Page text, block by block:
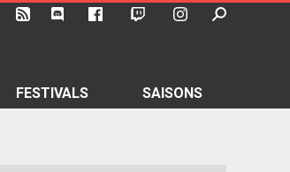
FESTIVALS SAISONS